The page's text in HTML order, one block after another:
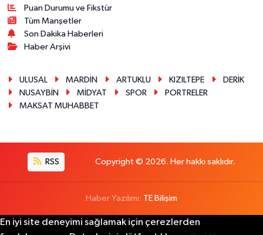
Puan Durumu ve Fikstür
Tüm Manşetler
Son Dakika Haberleri
Haber Arşivi
ULUSAL MARDİN ARTUKLU KIZILTEPE
DERİK
NUSAYBİN
MİDYAT SPOR
PORTRELER
MAKSAT MUHABBET
RSS Copyright © 2026. Her hakkı saklıdır.
Haber Yazılımı: TE Bilişim
En iyi site deneyimi sağlamak için çerezlerden